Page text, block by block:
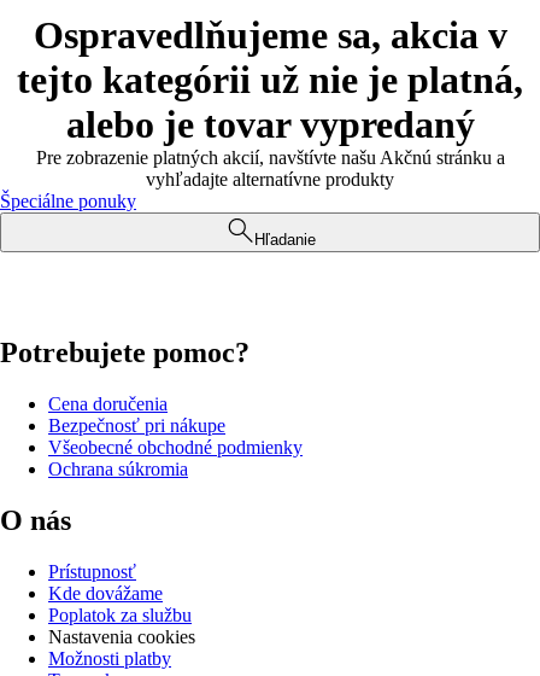
Ospravedlňujeme sa, akcia v
tejto kategórii už nie je platná,
alebo je tovar vypredaný
Pre zobrazenie platných akcií, navštívte našu Akčnú stránku a
vyhľadajte alternatívne produkty
Špeciálne ponuky
Hľadanie
Potrebujete pomoc?
Cena doručenia
Bezpečnosť pri nákupe
Všeobecné obchodné podmienky
Ochrana súkromia
O nás
Prístupnosť
Kde dovážame
Poplatok za službu
Nastavenia cookies
Možnosti platby